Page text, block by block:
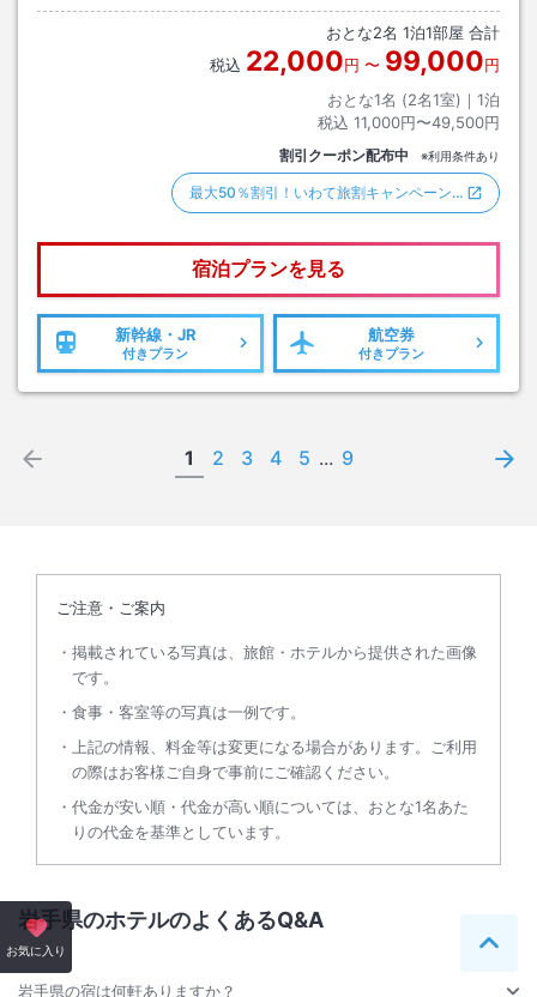
おとな2名 1泊1部屋 合計
税込 22,000円 〜 99,000円
おとな1名 (2名1室)｜ 1泊
税込 11,000円〜49,500円
割引クーポン配布中 ※利用条件あり
最大50％割引！いわて旅割キャンペーン…
宿泊プランを見る
新幹線・JR
付きプラン
航空券
付きプラン
1 2 3 4 5 ... 9
ご注意・ご案内
掲載されている写真は、旅館・ホテルから提供された画像
です。
食事・客室等の写真は一例です。
上記の情報、料金等は変更になる場合があります。ご利用
の際はお客様ご自身で事前にご確認ください。
代金が安い順・代金が高い順については、おとな1名あた
りの代金を基準としています。
お気に入り ペー
岩手県のホテルのよくあるQ&A
岩手県の宿は何軒ありますか？